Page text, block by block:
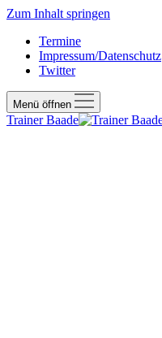
Zum Inhalt springen
Termine
Impressum/Datenschutz
Twitter
Menü öffnen
Trainer Baade